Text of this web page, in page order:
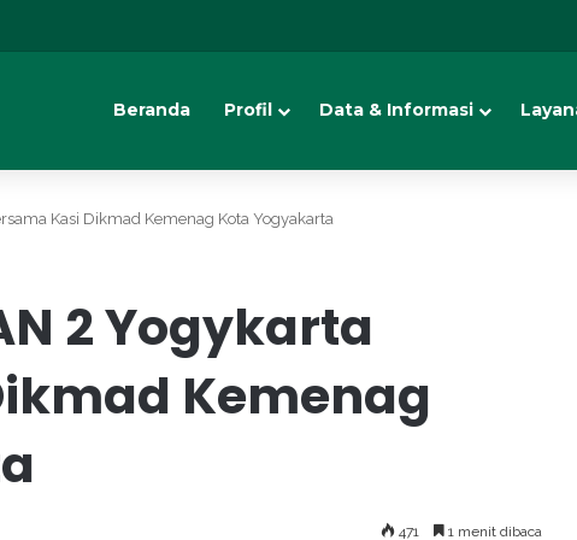
Beranda Profil Data & Informasi
Kasi Dikmad Kemenag Kota Yogyakarta
2 Yogykarta
Kemenag
471 1 menit dibaca